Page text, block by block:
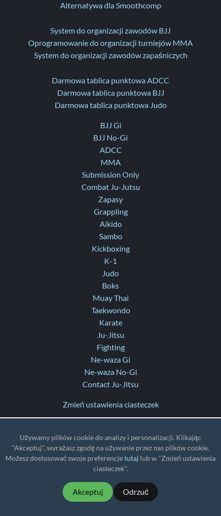
Używamy plików cookie do analizy i personalizacji. Klikając
"Akceptuj", wyrażasz zgodę na używanie przez nas plików cookie.
Możesz dostosować swoje preferencjetutaj lub w "Zmień ustawienia
ciasteczek".
Akceptuj Odrzuć
Alternatywa dla Smoothcomp
System do organizacji zawodów BJJ
Oprogramowanie do organizacji turniejów MMA
System do organizacji zawodów zapaśniczych
Darmowa tablica punktowa ADCC
Darmowa tablica punktowa BJJ
Darmowa tablica punktowa Judo
BJJ Gi
BJJ No-Gi
ADCC
MMA
Submission Only
Combat Ju-Jutsu
Zapasy
Grappling
Aikido
Sambo
Kickboxing
K-1
Judo
Boks
Muay Thai
Taekwondo
Karate
Ju-Jitsu
Fighting
Ne-waza Gi
Ne-waza No-Gi
Contact Ju-Jitsu
Zmień ustawienia ciasteczek
Pomoc
Informacje o aktualizacjach
TZ: UTC